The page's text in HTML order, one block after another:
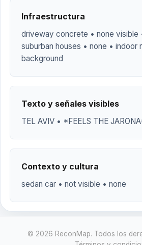
Infraestructura
driveway concrete • none visible
suburban houses • none • indoor
background
Texto y señales visibles
TEL AVIV • *FEELS THE
Contexto y cultura
sedan car • not visible • none
© 2026 ReconMap. Todos los